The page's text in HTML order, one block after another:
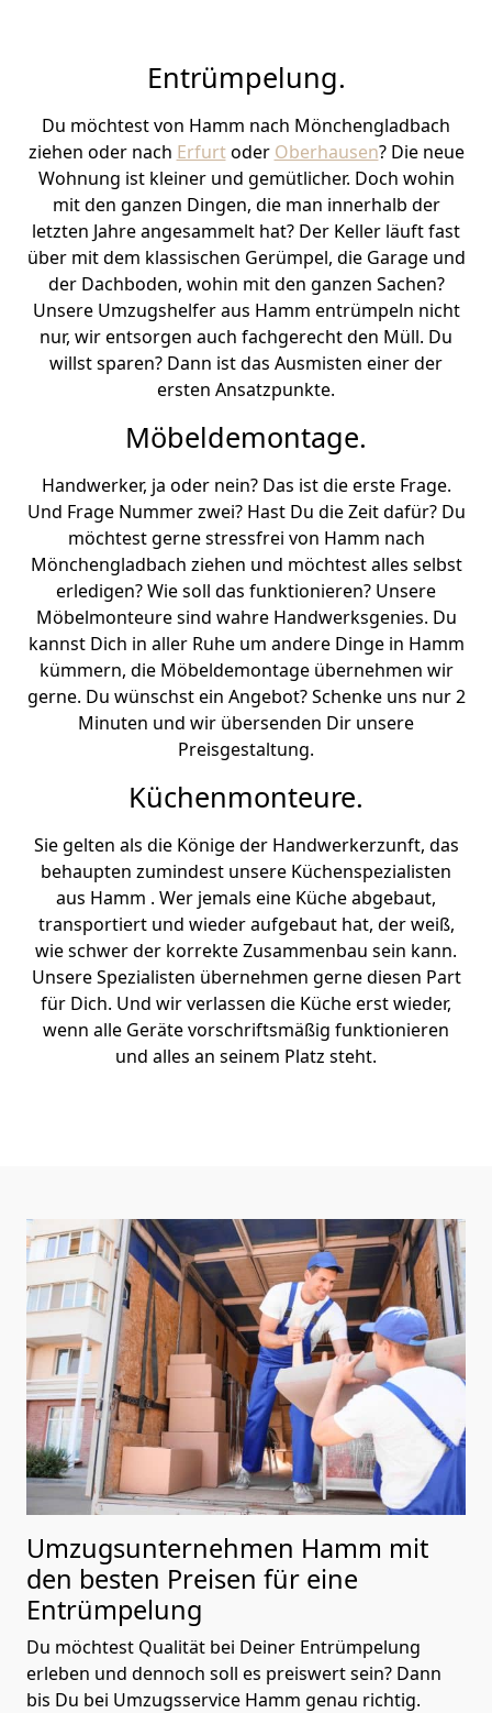
Entrümpelung.
Du möchtest von Hamm nach Mönchen­gladbach
ziehen oder nach Erfurtoder Oberhausen? Die neue
Wohnung ist kleiner und gemütlicher. Doch wohin
mit den ganzen Dingen, die man innerhalb der
letzten Jahre angesammelt hat? Der Keller läuft fast
über mit dem klassischen Gerümpel, die Garage und
der Dachboden, wohin mit den ganzen Sachen?
Unsere Umzugshelfer aus Hamm entrümpeln nicht
nur, wir entsorgen auch fachgerecht den Müll. Du
willst sparen? Dann ist das Ausmisten einer der
ersten Ansatzpunkte.
Möbeldemontage.
Handwerker, ja oder nein? Das ist die erste Frage.
Und Frage Nummer zwei? Hast Du die Zeit dafür? Du
möchtest gerne stressfrei von Hamm nach
Mönchen­gladbach ziehen und möchtest alles selbst
erledigen? Wie soll das funktionieren? Unsere
Möbelmonteure sind wahre Handwerksgenies. Du
kannst Dich in aller Ruhe um andere Dinge in Hamm
kümmern, die Möbeldemontage übernehmen wir
gerne. Du wünschst ein Angebot? Schenke uns nur 2
Minuten und wir übersenden Dir unsere
Preisgestaltung.
Küchenmonteure.
Sie gelten als die Könige der Handwerkerzunft, das
behaupten zumindest unsere Küchenspezialisten
aus Hamm . Wer jemals eine Küche abgebaut,
transportiert und wieder aufgebaut hat, der weiß,
wie schwer der korrekte Zusammenbau sein kann.
Unsere Spezialisten übernehmen gerne diesen Part
für Dich. Und wir verlassen die Küche erst wieder,
wenn alle Geräte vorschriftsmäßig funktionieren
und alles an seinem Platz steht.
Umzugsunternehmen Hamm mit
den besten Preisen für eine
Entrümpelung
Du möchtest Qualität bei Deiner Entrümpelung
erleben und dennoch soll es preiswert sein? Dann
bis Du bei Umzugsservice Hamm genau richtig.